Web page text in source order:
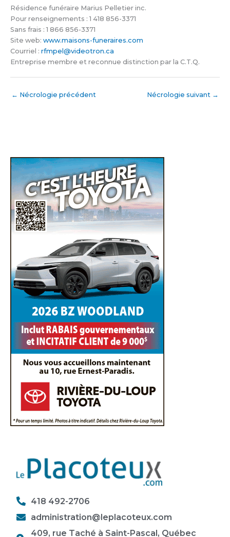
Résidence funéraire Marius Pelletier inc.
Pour renseignements : 1 418 856-3371
Sans frais : 1 866 856-3371
Site web: www.maisons-funeraires.com
Courriel : rfmpel@videotron.ca
Entreprise membre et reconnue distinction par la C.T.Q.
← Nécrologie précédent Nécrologie suivant →
418 492-2706
administration@leplacoteux.com
409, rue Taché à Saint-Pascal, Québec